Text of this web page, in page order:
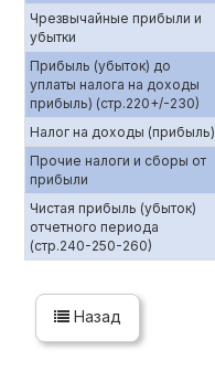
Чрезвычайные прибыли и
убытки
Прибыль (убыток) до
уплаты налога на доходы
прибыль) (стр.220+/-230)
Налог на доходы (прибыль)
Прочие налоги и сборы от
прибыли
Чистая прибыль (убыток)
отчетного периода
(стр.240-250-260)
Назад